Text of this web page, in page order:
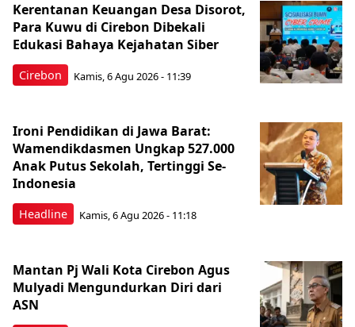
Cirebon
Kerentanan Keuangan Desa Disorot,
Para Kuwu di Cirebon Dibekali
Edukasi Bahaya Kejahatan Siber
Kamis, 6 Agu 2026 - 11:39
Headline
Ironi Pendidikan di Jawa Barat:
Wamendikdasmen Ungkap 527.000
Anak Putus Sekolah, Tertinggi Se-
Indonesia
Kamis, 6 Agu 2026 - 11:18
Mantan Pj Wali Kota Cirebon Agus
Mulyadi Mengundurkan Diri dari
ASN